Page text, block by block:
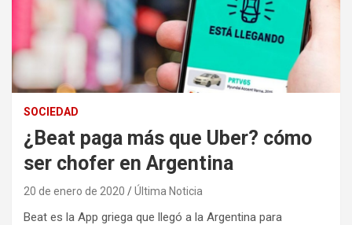
SOCIEDAD
¿Beat paga más que Uber? cómo
ser chofer en Argentina
20 de enero de 2020 Última Noticia
Beat es la App griega que llegó a la Argentina para